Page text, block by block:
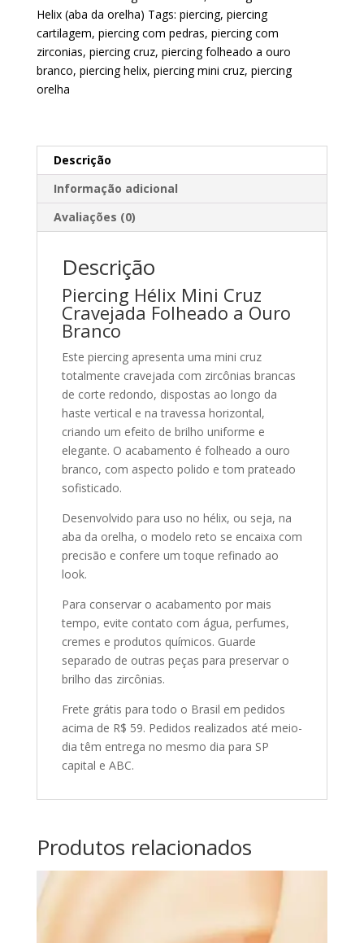
Helix (aba da orelha) Tags: piercing, piercing
cartilagem, piercing com pedras, piercing com
zirconias, piercing cruz, piercing folheado a ouro
branco, piercing helix, piercing mini cruz, piercing
orelha
Descrição
Informação adicional
Avaliações (0)
Descrição
Piercing Hélix Mini Cruz
Cravejada Folheado a Ouro
Branco
Este piercing apresenta uma mini cruz
totalmente cravejada com zircônias brancas
de corte redondo, dispostas ao longo da
haste vertical e na travessa horizontal,
criando um efeito de brilho uniforme e
elegante. O acabamento é folheado a ouro
branco, com aspecto polido e tom prateado
sofisticado.
Desenvolvido para uso no hélix, ou seja, na
aba da orelha, o modelo reto se encaixa com
precisão e confere um toque refinado ao
look.
Para conservar o acabamento por mais
tempo, evite contato com água, perfumes,
cremes e produtos químicos. Guarde
separado de outras peças para preservar o
brilho das zircônias.
Frete grátis para todo o Brasil em pedidos
acima de R$ 59. Pedidos realizados até meio-
dia têm entrega no mesmo dia para SP
capital e ABC.
Produtos relacionados